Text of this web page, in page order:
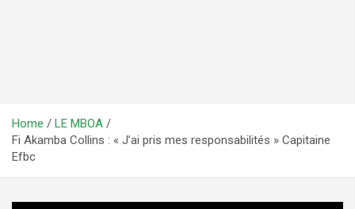
Home
LE MBOA
Fi Akamba Collins : « J’ai pris mes responsabilités » Capitaine
Efbc